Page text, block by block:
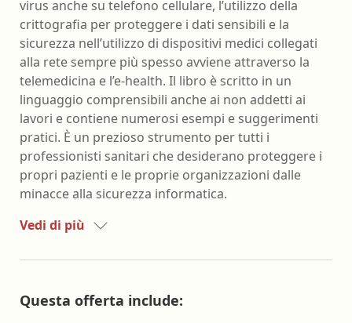
virus anche su telefono cellulare, l’utilizzo della
crittografia per proteggere i dati sensibili e la
sicurezza nell’utilizzo di dispositivi medici collegati
alla rete sempre più spesso avviene attraverso la
telemedicina e l’e-health. Il libro è scritto in un
linguaggio comprensibili anche ai non addetti ai
lavori e contiene numerosi esempi e suggerimenti
pratici. È un prezioso strumento per tutti i
professionisti sanitari che desiderano proteggere i
propri pazienti e le proprie organizzazioni dalle
minacce alla sicurezza informatica.
Vedi di più
Questa offerta include: